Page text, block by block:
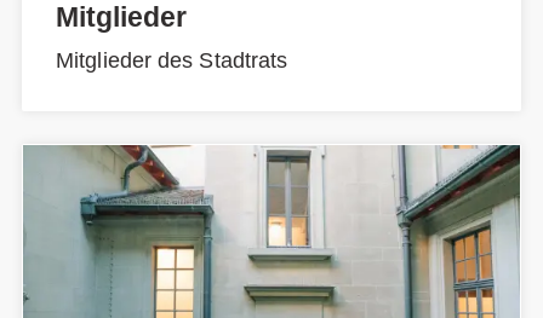
Mitglieder
Mitglieder des Stadtrats